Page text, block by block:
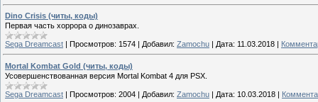
Dino Crisis (читы, коды)
Первая часть хоррора о динозаврах.
Sega Dreamcast | Просмотров: 1574 | Добавил: Zamochu | Дата: 11.03.2018 |
Mortal Kombat Gold (читы, коды)
Усовершенствованная версия Mortal Kombat 4 для PSX.
Sega Dreamcast | Просмотров: 2004 | Добавил: Zamochu | Дата: 10.03.2018 |